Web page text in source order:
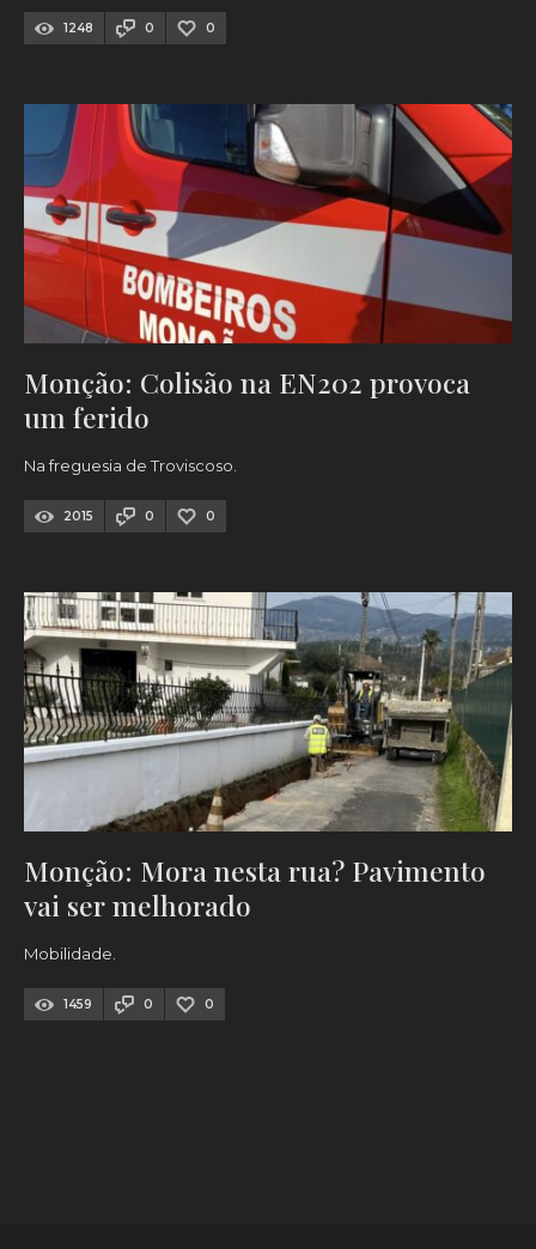
1248 0 0
Monção: Colisão na EN202 provoca
um ferido
Na freguesia de Troviscoso.
2015 0 0
Monção: Mora nesta rua? Pavimento
vai ser melhorado
Mobilidade.
1459 0 0